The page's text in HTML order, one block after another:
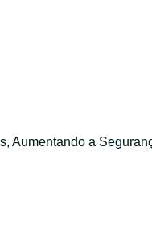
Aumentando a